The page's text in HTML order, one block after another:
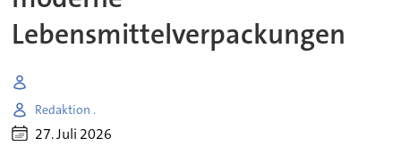
Lebensmittelverpackungen
Redaktion .
27. Juli 2026